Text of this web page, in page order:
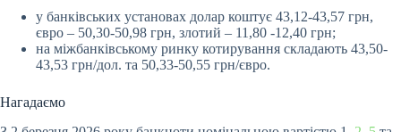
у банківських установах долар коштує 43,12-43,57 грн,
євро – 50,30-50,98 грн, злотий – 11,80 -12,40 грн;
на міжбанківському ринку котирування складають 43,50-
43,53 грн/дол. та 50,33-50,55 грн/євро.
Нагадаємо